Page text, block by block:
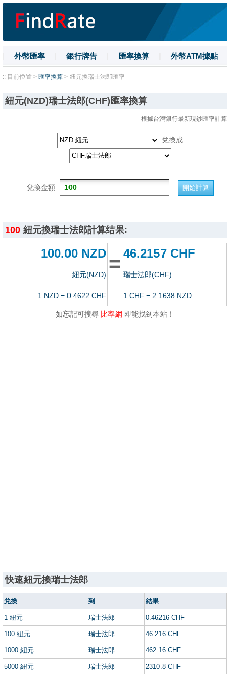
外幣匯率 銀行牌告 匯率換算 外幣ATM據點
| 名詞解釋 | 換匯技巧 | 數字大寫
:: 目前位置 > 匯率換算 > 紐元換瑞士法郎匯率
紐元(NZD)瑞士法郎(CHF)匯率換算
根據台灣銀行最新現鈔匯率計算
兌換成
兌換金額
100 紐元換瑞士法郎計算结果:
100.00 NZD = 46.2157 CHF
紐元(NZD) 瑞士法郎(CHF)
1 NZD = 0.4622 CHF 1 CHF = 2.1638 NZD
如忘記可搜尋 比率網 即能找到本站！
快速紐元換瑞士法郎
兌換 到 結果
1 紐元 瑞士法郎 0.46216 CHF
100 紐元 瑞士法郎 46.216 CHF
1000 紐元 瑞士法郎 462.16 CHF
5000 紐元 瑞士法郎 2310.8 CHF